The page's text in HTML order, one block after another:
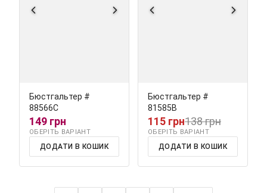
Бюстгальтер #
88566С
149 грн
ОБЕРІТЬ ВАРІАНТ
ДОДАТИ В КОШИК
Бюстгальтер #
81585В
115 грн138 грн
ОБЕРІТЬ ВАРІАНТ
ДОДАТИ В КОШИК